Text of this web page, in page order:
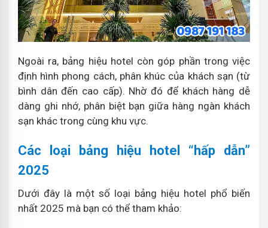
Ngoài ra, bảng hiệu hotel còn góp phần trong việc
định hình phong cách, phân khúc của khách sạn (từ
bình dân đến cao cấp). Nhờ đó để khách hàng dễ
dàng ghi nhớ, phân biệt bạn giữa hàng ngàn khách
sạn khác trong cùng khu vực.
Các loại bảng hiệu hotel “hấp dẫn”
2025
Dưới đây là một số loại bảng hiệu hotel phổ biến
nhất 2025 mà bạn có thể tham khảo: